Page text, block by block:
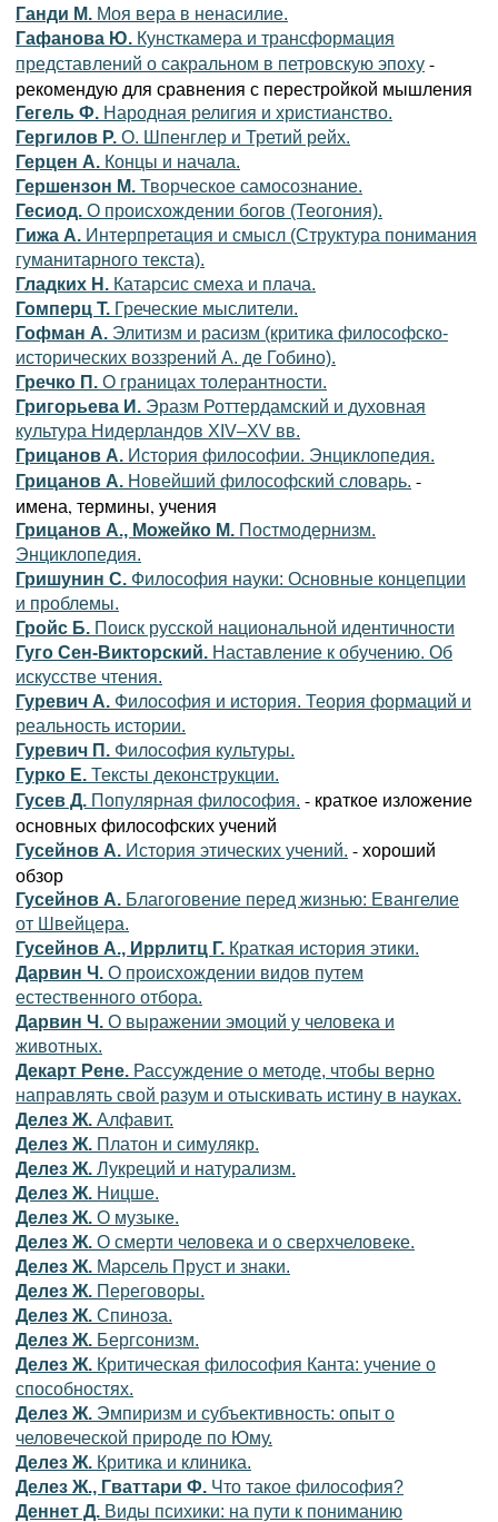
Ганди М. Моя вера в ненасилие.
Гафанова Ю. Кунсткамера и трансформация
представлений о сакральном в петровскую эпоху -
рекомендую для сравнения с перестройкой мышления
Гегель Ф. Народная религия и христианство.
Гергилов Р. О. Шпенглер и Третий рейх.
Герцен А. Концы и начала.
Гершензон М. Творческое самосознание.
Гесиод. О происхождении богов (Теогония).
Гижа А. Интерпретация и смысл (Структура понимания
гуманитарного текста).
Гладких Н. Катарсис смеха и плача.
Гомперц Т. Греческие мыслители.
Гофман А. Элитизм и расизм (критика философско-
исторических воззрений А. де Гобино).
Гречко П. О границах толерантности.
Григорьева И. Эразм Роттердамский и духовная
культура Нидерландов XIV–XV вв.
Грицанов А. История философии. Энциклопедия.
Грицанов А. Новейший философский словарь. -
имена, термины, учения
Грицанов А., Можейко М. Постмодернизм.
Энциклопедия.
Гришунин С. Философия науки: Основные концепции
и проблемы.
Гройс Б. Поиск русской национальной идентичности
Гуго Сен-Викторский. Наставление к обучению. Об
искусстве чтения.
Гуревич А. Философия и история. Теория формаций и
реальность истории.
Гуревич П. Философия культуры.
Гурко Е. Тексты деконструкции.
Гусев Д. Популярная философия. - краткое изложение
основных философских учений
Гусейнов А. История этических учений. - хороший
обзор
Гусейнов А. Благоговение перед жизнью: Евангелие
от Швейцера.
Гусейнов А., Иррлитц Г. Краткая история этики.
Дарвин Ч. О происхождении видов путем
естественного отбора.
Дарвин Ч. О выражении эмоций у человека и
животных.
Декарт Рене. Рассуждение о методе, чтобы верно
направлять свой разум и отыскивать истину в науках.
Делез Ж. Алфавит.
Делез Ж. Платон и симулякр.
Делез Ж. Лукреций и натурализм.
Делез Ж. Ницше.
Делез Ж. О музыке.
Делез Ж. О смерти человека и о сверхчеловеке.
Делез Ж. Марсель Пруст и знаки.
Делез Ж. Переговоры.
Делез Ж. Спиноза.
Делез Ж. Бергсонизм.
Делез Ж. Критическая философия Канта: учение о
способностях.
Делез Ж. Эмпиризм и субъективность: опыт о
человеческой природе по Юму.
Делез Ж. Критика и клиника.
Делез Ж., Гваттари Ф. Что такое философия?
Деннет Д. Виды психики: на пути к пониманию